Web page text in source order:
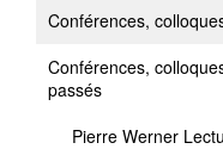
Conférences,
Conférences,
passés
Pierre Werner